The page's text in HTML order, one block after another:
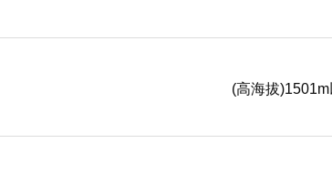
(高海拔)1501m